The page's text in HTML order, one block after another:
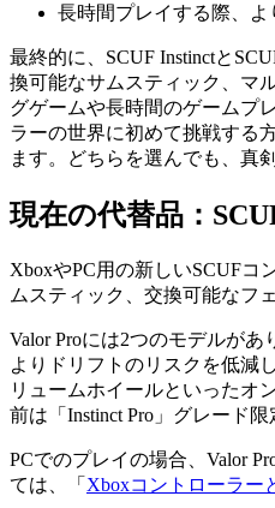
長時間プレイする際、
最終的に、SCUF Instinctと
換可能なサムスティック、マ
グゲームや長時間のゲームプ
ラーの世界に初めて挑戦する
ます。どちらを選んでも、真
現在の代替品：
XboxやPC用の新しいSCUFコ
ムスティック、交換可能なフ
Valor Proには2つのモデルがあ
よりドリフトのリスクを低減
リュームホイールといったオ
前は「Instinct Pro」グレード
PCでのプレイの場合、Valor
ては、「 Xboxコントローラー